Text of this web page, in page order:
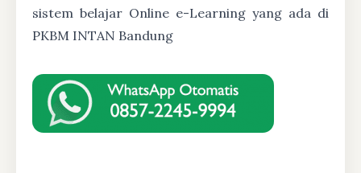
sistem belajar Online e-Learning yang ada di
PKBM INTAN Bandung